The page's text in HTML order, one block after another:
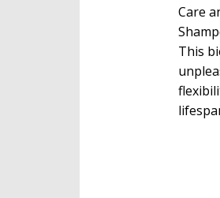
Care
This